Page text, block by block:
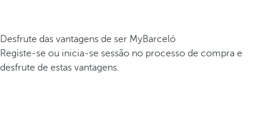
Desfrute das vantagens de ser MyBarceló
Registe-se ou inicia-se sessão no processo de compra e
desfrute de estas vantagens.